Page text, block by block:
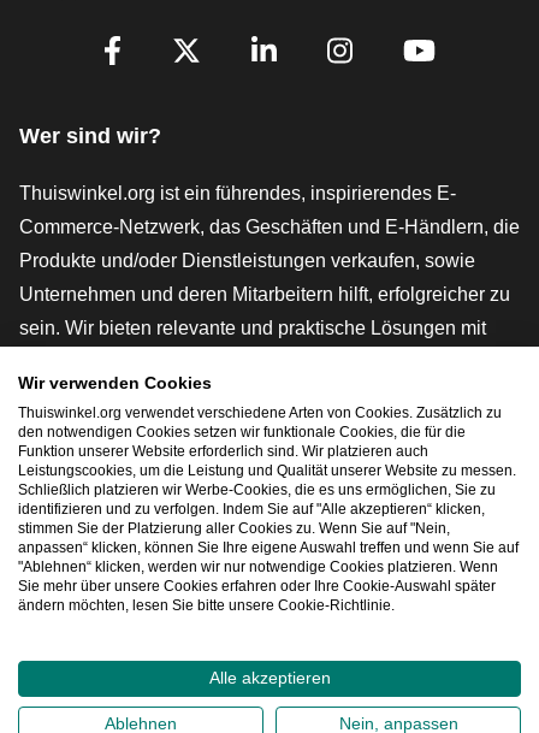
[_General:SocialMediaTitle]
Wer sind wir?
Thuiswinkel.org ist ein führendes, inspirierendes E-
Commerce-Netzwerk, das Geschäften und E-Händlern, die
Produkte und/oder Dienstleistungen verkaufen, sowie
Unternehmen und deren Mitarbeitern hilft, erfolgreicher zu
sein. Wir bieten relevante und praktische Lösungen mit
rechtlichen Instrumenten und Beratung,
Interessenvertretung, Marktforschung und verfügen über
eine eigene Bildungsplattform, die Thuiswinkel e-
Academy.
Schnelles Navigieren
2026©Thuiswinkel.org
Wir verwenden Cookies
Thuiswinkel.org verwendet verschiedene Arten von Cookies. Zusätzlich zu
den notwendigen Cookies setzen wir funktionale Cookies, die für die
Funktion unserer Website erforderlich sind. Wir platzieren auch
Leistungscookies, um die Leistung und Qualität unserer Website zu messen.
Schließlich platzieren wir Werbe-Cookies, die es uns ermöglichen, Sie zu
identifizieren und zu verfolgen. Indem Sie auf "Alle akzeptieren“ klicken,
stimmen Sie der Platzierung aller Cookies zu. Wenn Sie auf "Nein,
anpassen“ klicken, können Sie Ihre eigene Auswahl treffen und wenn Sie auf
"Ablehnen“ klicken, werden wir nur notwendige Cookies platzieren. Wenn
Sie mehr über unsere Cookies erfahren oder Ihre Cookie-Auswahl später
ändern möchten, lesen Sie bitte unsere Cookie-Richtlinie.
Alle akzeptieren
Ablehnen Nein, anpassen